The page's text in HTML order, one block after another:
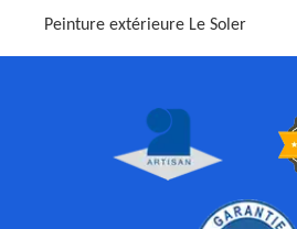
Peinture extérieure Le Soler